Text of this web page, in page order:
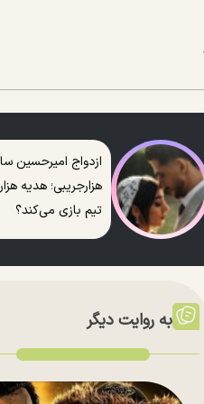
ازدواج امیرحسین
هزارجریبی؛ هدیه
تیم بازی می‌کند؟
به روایت دیگر